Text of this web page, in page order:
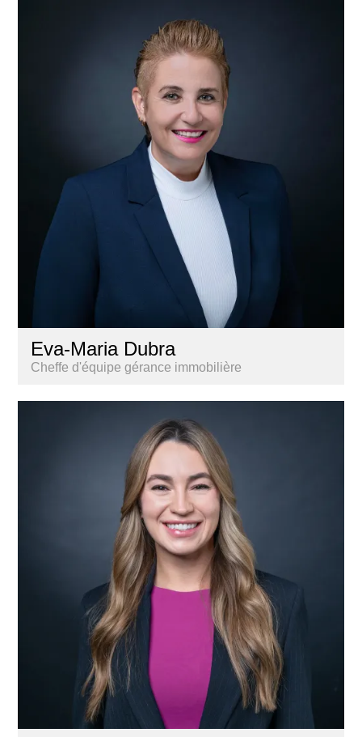
Eva-Maria Dubra
Cheffe d'équipe gérance immobilière